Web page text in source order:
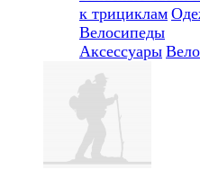
к трициклам
Велосипеды
Аксессуары